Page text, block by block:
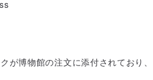
が博物館の注文に添付されており